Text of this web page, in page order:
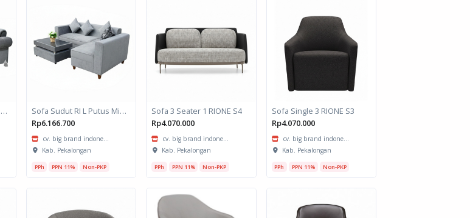
Sofa Sudut RI L Putus Sancu
Sofa Sudut RI L Putus Minimalis
Rp6.166.700
cv. big brand indone...
Kab. Pekalongan
PPh PPN 11% Non-PKP
Sofa 3 Seater 1 RIONE S4
Rp4.070.000
cv. big brand indone...
Kab. Pekalongan
PPh PPN 11% Non-PKP
Sofa Single 3 RIONE S3
Rp4.070.000
cv. big brand indone...
Kab. Pekalongan
PPh PPN 11% Non-PKP